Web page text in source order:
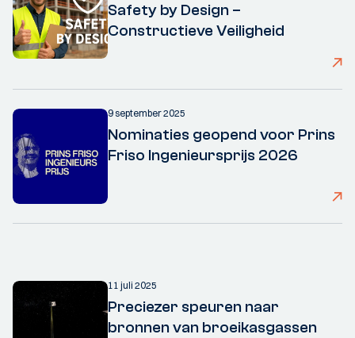
Safety by Design –
Constructieve Veiligheid
9 september 2025
Nominaties geopend voor Prins
Friso Ingenieursprijs 2026
11 juli 2025
Preciezer speuren naar
bronnen van broeikasgassen